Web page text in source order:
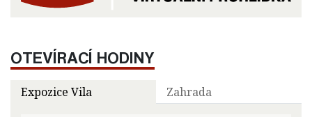
OTEVÍRACÍ HODINY
Expozice Vila Zahrada